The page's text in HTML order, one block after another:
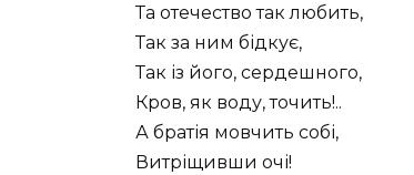
Та отечество так любить,
Так за ним бідкує,
Так із його, сердешного,
Кров, як воду, точить!..
А братія мовчить собі,
Витріщивши очі!